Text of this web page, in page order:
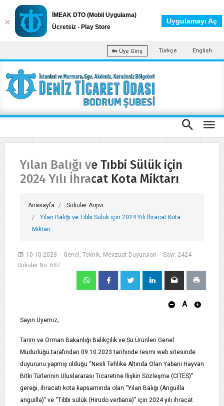
Üye Giriş Türkçe English
Yılan Balığı ve Tıbbi Sülük için
2024 Yılı İhracat Kota Miktarı
Anasayfa
Sirküler Arşivi
Yılan Balığı ve Tıbbi Sülük için 2024 Yılı İhracat Kota
Miktarı
10-10-2023 Genel, Teknik, Mevzuat Duyuruları
Sayı: 2424
Sirküler No: 687
A
Sayın Üyemiz;
Tarım ve Orman Bakanlığı Balıkçılık ve Su Ürünleri Genel
Müdürlüğü tarafından 09.10.2023 tarihinde resmi web sitesinde
duyurunu yapmış olduğu “Nesli Tehlike Altında Olan Yabani Hayvan
Bitki Türlerinin Uluslararası Ticaretine İlişkin Sözleşme (CITES)”
gereği, ihracatı kota kapsamında olan “Yılan Balığı (Anguilla
anguilla)” ve “Tıbbi sülük (Hirudo verbana)” için 2024 yılı ihracat
İMEAK DTO (Mobil Uygulama)
Ücretsiz - Play Store
Uygulamayı Aç